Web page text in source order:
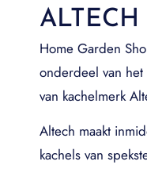
ALTECH
Home Garden
onderdeel van
van kachelmerk
Altech maakt
kachels van